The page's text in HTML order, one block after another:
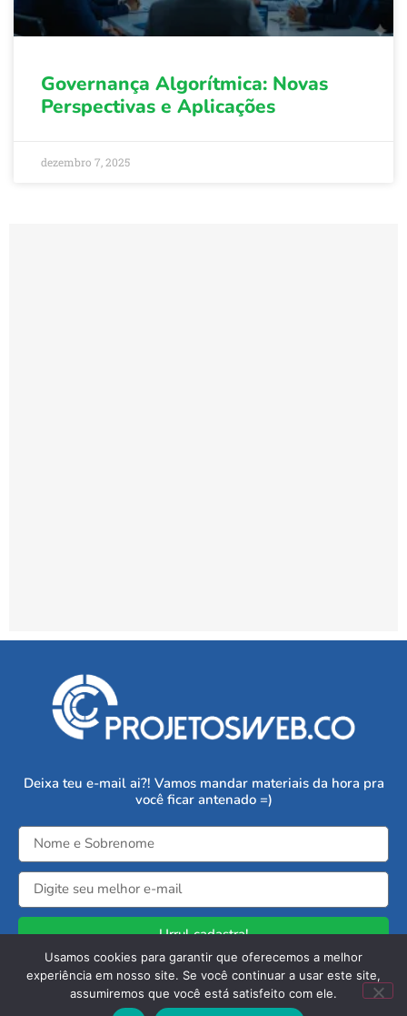
Governança Algorítmica: Novas
Perspectivas e Aplicações
dezembro 7, 2025
Deixa teu e-mail ai?! Vamos mandar materiais da hora pra
você ficar antenado =)
Urrul cadastra!
Copyright © 2026 ProjetosWeb.co
Usamos cookies para garantir que oferecemos a melhor
experiência em nosso site. Se você continuar a usar este site,
assumiremos que você está satisfeito com ele.